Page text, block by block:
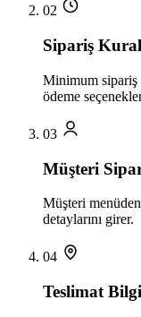
02
Sipariş
Minimum sipariş
ödeme
03
Müşteri
Müşteri
detaylarını girer.
04
Teslimat